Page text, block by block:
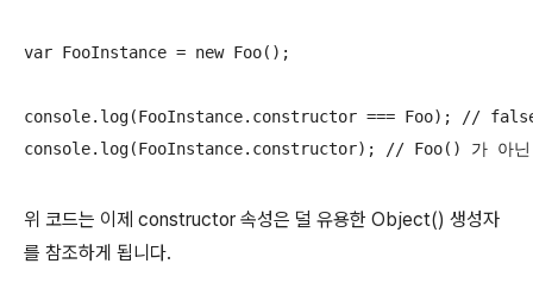
var FooInstance = new Foo();
console.log(FooInstance.constructor === Foo); // false
console.log(FooInstance.constructor); // Foo() 가 아닌
위 코드는 이제 constructor 속성은 덜 유용한 Object() 생성자
를 참조하게 됩니다.